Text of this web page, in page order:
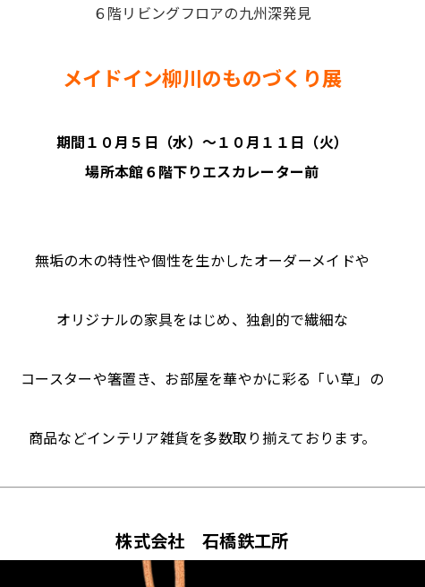
６階リビングフロアの九州深発見
メイドイン柳川のものづくり展
期間１０月５日（水）～１０月１１日（火）
場所本館６階下りエスカレーター前
無垢の木の特性や個性を生かしたオーダーメイドや
オリジナルの家具をはじめ、独創的で繊細な
コースターや箸置き、お部屋を華やかに彩る「い草」の
商品などインテリア雑貨を多数取り揃えております。
株式会社 石橋鉄工所